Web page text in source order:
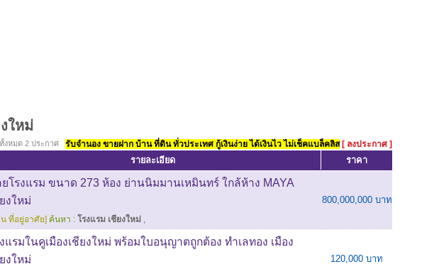
ใหม่
งหมด 2 ประกาศ รับจำนอง ขายฝาก บ้าน ที่ดิน ทั่วประเทศ กู้เงินง่าย ได้เงินไว ไม่เช็คแบล็คลิส [ ลงประกาศ ]
รายละเอียด ราคา
โรงแรม ขนาด 273 ห้อง ย่านนิมมานเหมินทร์ ใกล้ห้าง MAYA
งใหม่
น ที่อยู่อาศัย] ค้นหา : โรงแรม เชียงใหม่ ,
800,000,000 บาท
แรมในคูเมืองเชียงใหม่ พร้อมใบอนุญาตถูกต้อง ทำเลทอง เมือง
งใหม่
120,000 บาท